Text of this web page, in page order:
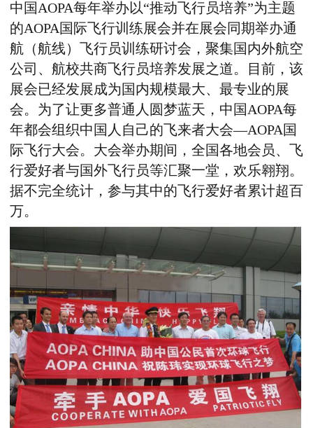
中国AOPA每年举办以“推动飞行员培养”为主题
的AOPA国际飞行训练展会并在展会同期举办通
航（航线）飞行员训练研讨会，聚集国内外航空
公司、航校共商飞行员培养发展之道。目前，该
展会已经发展成为国内规模最大、最专业的展
会。为了让更多普通人圆梦蓝天，中国AOPA每
年都会组织中国人自己的飞来者大会—AOPA国
际飞行大会。大会举办期间，全国各地会员、飞
行爱好者与国外飞行员等汇聚一堂，欢乐翱翔。
据不完全统计，参与其中的飞行爱好者累计超百
万。